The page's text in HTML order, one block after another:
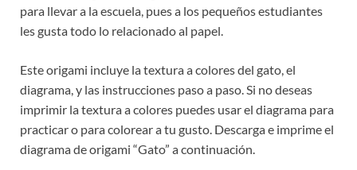
para llevar a la escuela, pues a los pequeños estudiantes
les gusta todo lo relacionado al papel.
Este origami incluye la textura a colores del gato, el
diagrama, y las instrucciones paso a paso. Si no deseas
imprimir la textura a colores puedes usar el diagrama para
practicar o para colorear a tu gusto. Descarga e imprime el
diagrama de origami “Gato” a continuación.